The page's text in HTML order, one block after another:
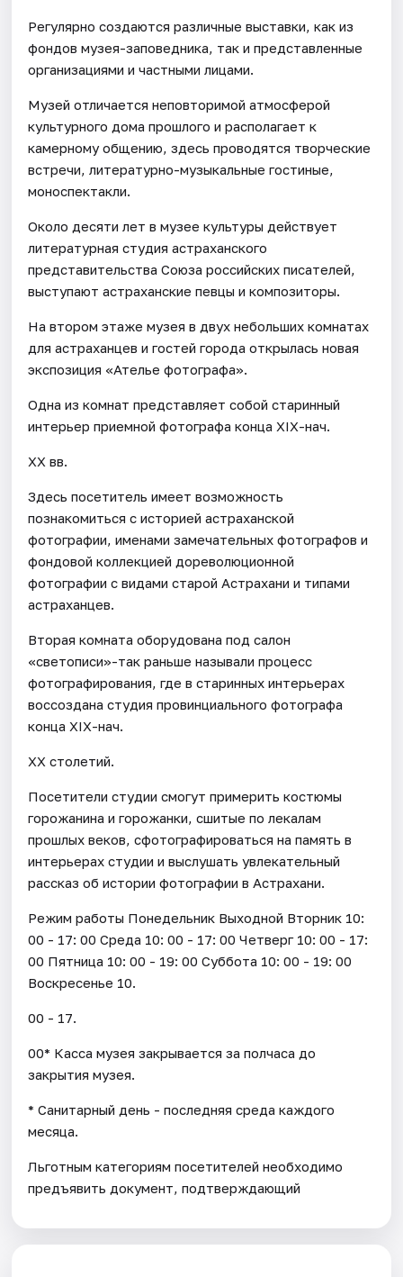
Регулярно создаются различные выставки, как из
фондов музея-заповедника, так и представленные
организациями и частными лицами.
Музей отличается неповторимой атмосферой
культурного дома прошлого и располагает к
камерному общению, здесь проводятся творческие
встречи, литературно-музыкальные гостиные,
моноспектакли.
Около десяти лет в музее культуры действует
литературная студия астраханского
представительства Союза российских писателей,
выступают астраханские певцы и композиторы.
На втором этаже музея в двух небольших комнатах
для астраханцев и гостей города открылась новая
экспозиция «Ателье фотографа».
Одна из комнат представляет собой старинный
интерьер приемной фотографа конца XIX-нач.
XX вв.
Здесь посетитель имеет возможность
познакомиться с историей астраханской
фотографии, именами замечательных фотографов и
фондовой коллекцией дореволюционной
фотографии с видами старой Астрахани и типами
астраханцев.
Вторая комната оборудована под салон
«светописи»-так раньше называли процесс
фотографирования, где в старинных интерьерах
воссоздана студия провинциального фотографа
конца XIX-нач.
XX столетий.
Посетители студии смогут примерить костюмы
горожанина и горожанки, сшитые по лекалам
прошлых веков, сфотографироваться на память в
интерьерах студии и выслушать увлекательный
рассказ об истории фотографии в Астрахани.
Режим работы Понедельник Выходной Вторник 10:
00 - 17: 00 Среда 10: 00 - 17: 00 Четверг 10: 00 - 17:
00 Пятница 10: 00 - 19: 00 Суббота 10: 00 - 19: 00
Воскресенье 10.
00 - 17.
00* Касса музея закрывается за полчаса до
закрытия музея.
* Санитарный день - последняя среда каждого
месяца.
Льготным категориям посетителей необходимо
предъявить документ, подтверждающий